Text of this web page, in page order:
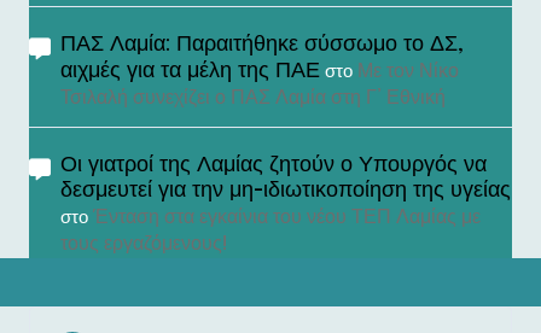
ΠΑΣ Λαμία: Παραιτήθηκε σύσσωμο το ΔΣ,
αιχμές για τα μέλη της ΠΑΕ στο Με τον Νίκο
Τσιλαλή συνεχίζει ο ΠΑΣ Λαμία στη Γ’ Εθνική
Οι γιατροί της Λαμίας ζητούν ο Υπουργός να
δεσμευτεί για την μη-ιδιωτικοποίηση της υγείας
στο Ένταση στα εγκαίνια του νέου ΤΕΠ Λαμίας με
τους εργαζόμενους!